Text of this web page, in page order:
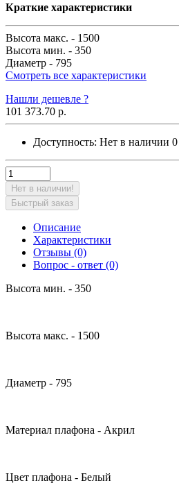
Краткие характеристики
Высота макс. - 1500
Высота мин. - 350
Диаметр - 795
Смотреть все характеристики
Нашли дешевле ?
101 373.70 р.
Доступность: Нет в наличии 0
Нет в наличии!
Быстрый заказ
Описание
Характеристики
Отзывы (0)
Вопрос - ответ (0)
Высота мин. - 350
Высота макс. - 1500
Диаметр - 795
Материал плафона - Акрил
Цвет плафона - Белый